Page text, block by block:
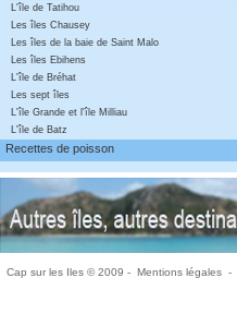
L'île de Tatihou
Les îles Chausey
Les îles de la baie de Saint Malo
Les îles Ebihens
L'île de Bréhat
Les sept îles
L'île Grande et l'île Milliau
L'île de Batz
Recettes de poisson
Cap sur les Iles © 2009 - Mentions légales -